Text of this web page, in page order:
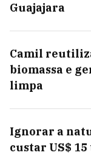
Guajajara
Camil
biomassa e
limpa
Ignorar a
custar US$